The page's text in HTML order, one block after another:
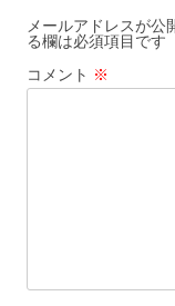
ゲ
ー
シ
メールアドレスが公
る欄は必須項目です
コメント ※